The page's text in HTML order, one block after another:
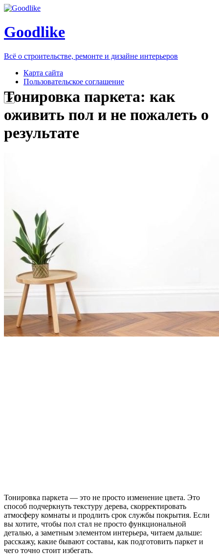
Goodlike
Всё о строительстве, ремонте и дизайне интерьеров
Карта сайта
Пользовательское соглашение
Тонировка паркета: как
оживить пол и не пожалеть о
результате
Тонировка паркета — это не просто изменение цвета. Это
способ подчеркнуть текстуру дерева, скорректировать
атмосферу комнаты и продлить срок службы покрытия. Если
вы хотите, чтобы пол стал не просто функциональной
деталью, а заметным элементом интерьера, читаем дальше:
расскажу, какие бывают составы, как подготовить паркет и
чего точно стоит избегать.